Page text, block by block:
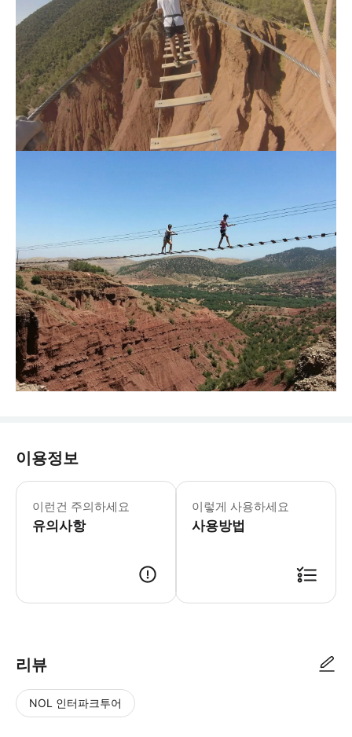
이용정보
이런건 주의하세요
유의사항
이렇게 사용하세요
사용방법
리뷰
NOL 인터파크투어